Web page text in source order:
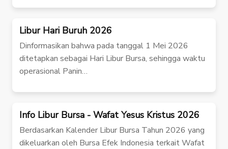
Libur Hari Buruh 2026
Dinformasikan bahwa pada tanggal 1 Mei 2026
ditetapkan sebagai Hari Libur Bursa, sehingga waktu
operasional Panin…
Info Libur Bursa - Wafat Yesus Kristus 2026
Berdasarkan Kalender Libur Bursa Tahun 2026 yang
dikeluarkan oleh Bursa Efek Indonesia terkait Wafat